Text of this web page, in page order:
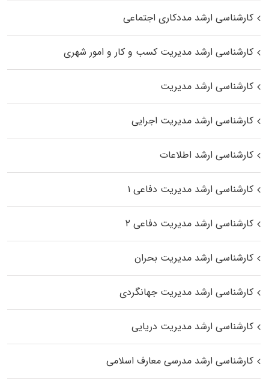
کارشناسی ارشد مددکاری اجتماعی
کارشناسی ارشد مدیریت کسب و کار و امور شهری
کارشناسی ارشد مدیریت
کارشناسی ارشد مدیریت اجرایی
کارشناسی ارشد اطلاعات
کارشناسی ارشد مدیریت دفاعی ۱
کارشناسی ارشد مدیریت دفاعی ۲
کارشناسی ارشد مدیریت بحران
کارشناسی ارشد مدیریت جهانگردی
کارشناسی ارشد مدیریت دریایی
کارشناسی ارشد مدرسی معارف اسلامی